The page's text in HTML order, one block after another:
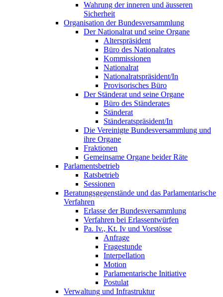
Wahrung der inneren und äusseren
Sicherheit
Organisation der Bundesversammlung
Der Nationalrat und seine Organe
Alterspräsident
Büro des Nationalrates
Kommissionen
Nationalrat
Nationalratspräsident/In
Provisorisches Büro
Der Ständerat und seine Organe
Büro des Ständerates
Ständerat
Ständeratspräsident/In
Die Vereinigte Bundesversammlung und
ihre Organe
Fraktionen
Gemeinsame Organe beider Räte
Parlamentsbetrieb
Ratsbetrieb
Sessionen
Beratungsgegenstände und das Parlamentarische
Verfahren
Erlasse der Bundesversammlung
Verfahren bei Erlassentwürfen
Pa. Iv., Kt. Iv und Vorstösse
Anfrage
Fragestunde
Interpellation
Motion
Parlamentarische Initiative
Postulat
Verwaltung und Infrastruktur